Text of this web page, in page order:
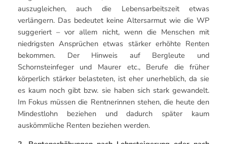
auszugleichen, auch die Lebensarbeitszeit etwas
verlängern. Das bedeutet keine Altersarmut wie die WP
suggeriert – vor allem nicht, wenn die Menschen mit
niedrigsten Ansprüchen etwas stärker erhöhte Renten
bekommen. Der Hinweis auf Bergleute und
Schornsteinfeger und Maurer etc., Berufe die früher
körperlich stärker belasteten, ist eher unerheblich, da sie
es kaum noch gibt bzw. sie haben sich stark gewandelt.
Im Fokus müssen die Rentnerinnen stehen, die heute den
Mindestlohn beziehen und dadurch später kaum
auskömmliche Renten beziehen werden.